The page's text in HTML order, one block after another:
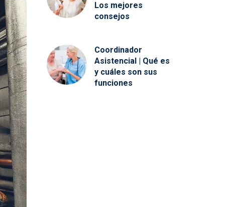
Los mejores
consejos
Coordinador
Asistencial | Qué es
y cuáles son sus
funciones